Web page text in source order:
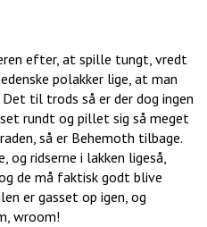
efter, at spille tungt, vredt
polakker lige, at man
til trods så er der dog ingen
rundt og pillet sig så meget
så er Behemoth tilbage.
og ridserne i lakken ligeså,
de må faktisk godt blive
er gasset op igen, og
wroom!